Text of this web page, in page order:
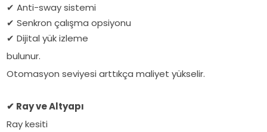
✔ Anti-sway sistemi
✔ Senkron çalışma opsiyonu
✔ Dijital yük izleme
bulunur.
Otomasyon seviyesi arttıkça maliyet yükselir.
✔ Ray ve Altyapı
Ray kesiti